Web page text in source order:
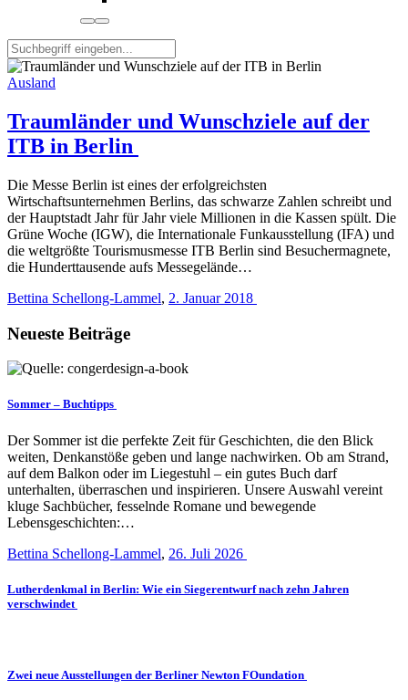
Ausland
Traumländer und Wunschziele auf der
ITB in Berlin
Die Messe Berlin ist eines der erfolgreichsten
Wirtschaftsunternehmen Berlins, das schwarze Zahlen schreibt und
der Hauptstadt Jahr für Jahr viele Millionen in die Kassen spült. Die
Grüne Woche (IGW), die Internationale Funkausstellung (IFA) und
die weltgrößte Tourismusmesse ITB Berlin sind Besuchermagnete,
die Hunderttausende aufs Messegelände…
Bettina Schellong-Lammel, 2. Januar 2018
Neueste Beiträge
Sommer – Buchtipps
Der Sommer ist die perfekte Zeit für Geschichten, die den Blick
weiten, Denkanstöße geben und lange nachwirken. Ob am Strand,
auf dem Balkon oder im Liegestuhl – ein gutes Buch darf
unterhalten, überraschen und inspirieren. Unsere Auswahl vereint
kluge Sachbücher, fesselnde Romane und bewegende
Lebensgeschichten:…
Bettina Schellong-Lammel, 26. Juli 2026
Lutherdenkmal in Berlin: Wie ein Siegerentwurf nach zehn Jahren
verschwindet
Zwei neue Ausstellungen der Berliner Newton FOundation